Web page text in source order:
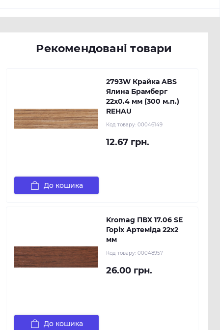
Рекомендовані товари
2793W Крайка ABS
Ялина Брамберг
22х0.4 мм (300 м.п.)
REHAU
Код товару: 00046149
12.67 грн.
До кошика
Kromag ПВХ 17.06 SЕ
Горіх Артеміда 22х2
мм
Код товару: 00048957
26.00 грн.
До кошика